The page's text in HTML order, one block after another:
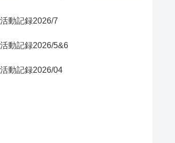
活動記録2026/7
活動記録2026/5&6
活動記録2026/04